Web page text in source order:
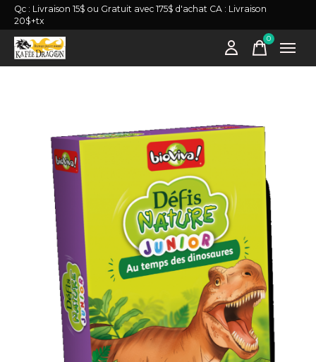
Qc : Livraison 15$ ou Gratuit avec 175$ d'achat CA : Livraison
20$+tx
0items